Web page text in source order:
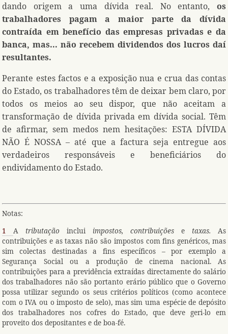
dando origem a uma dívida real. No entanto, os
trabalhadores pagam a maior parte da dívida
contraída em benefício das empresas privadas e da
banca, mas... não recebem dividendos dos lucros daí
resultantes.
Perante estes factos e a exposição nua e crua das contas
do Estado, os trabalhadores têm de deixar bem claro, por
todos os meios ao seu dispor, que não aceitam a
transformação de dívida privada em dívida social. Têm
de afirmar, sem medos nem hesitações: ESTA DÍVIDA
NÃO É NOSSA – até que a factura seja entregue aos
verdadeiros responsáveis e beneficiários do
endividamento do Estado.
Notas:
1 A tributação inclui impostos, contribuições e taxas. As
contribuições e as taxas não são impostos com fins genéricos, mas
sim colectas destinadas a fins específicos – por exemplo a
Segurança Social ou a produção de cinema nacional. As
contribuições para a previdência extraídas directamente do salário
dos trabalhadores não são portanto erário público que o Governo
possa utilizar segundo os seus critérios políticos (como acontece
com o IVA ou o imposto de selo), mas sim uma espécie de depósito
dos trabalhadores nos cofres do Estado, que deve geri-lo em
proveito dos depositantes e de boa-fé.